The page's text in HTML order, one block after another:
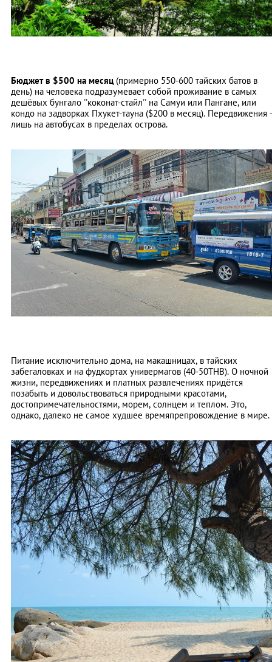
Бюджет в $500 на месяц(примерно 550-600 тайских батов в
день) на человека подразумевает собой проживание в самых
дешёвых бунгало ''коконат-стайл'' на Самуи или Пангане, или
кондо на задворках Пхукет-тауна ($200 в месяц). Передвижения -
лишь на автобусах в пределах острова.
Питание исключительно дома, на макашницах, в тайских
забегаловках и на фудкортах универмагов (40-50ТНВ). О ночной
жизни, передвижениях и платных развлечениях придётся
позабыть и довольствоваться природными красотами,
достопримечательностями, морем, солнцем и теплом. Это,
однако, далеко не самое худшее времяпрепровождение в мире.